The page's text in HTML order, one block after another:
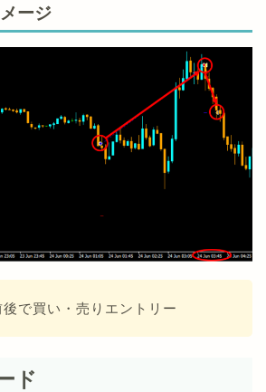
ージ
で買い・売りエントリー
ド